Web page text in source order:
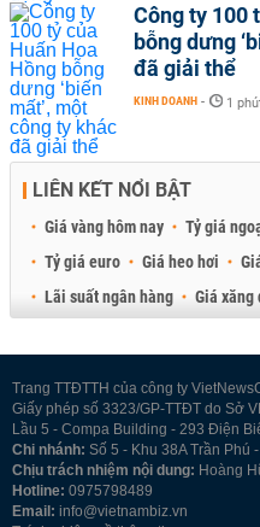
Công ty 100
bỗng dưng
đã giải thể
KINH DOANH - 1
LIÊN KẾT NỔI BẬT
Giá vàng hôm nay Tỷ giá
Tỷ giá euro
Giá heo hơi
Lãi suất ngân hàng
Giá xăng
Trang TTĐTTH của công ty
Giấy phép số 3323/GP-TTĐT do Sở
Lầu 5 - Compa Building - 293 Điện
Chi nhánh: Số 5 - Khu 38A Trần Phú
Chịu trách nhiệm nội dung: Hoàng
Hotline: 0975798489
Email: info@vietnambiz.vn